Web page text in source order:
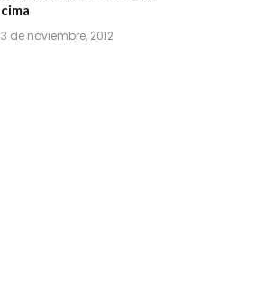
cima
3 de noviembre, 2012